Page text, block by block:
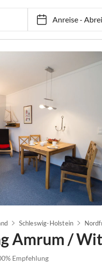
Anreise-
Schleswig-Holstein
Amrum /
Empfehlung